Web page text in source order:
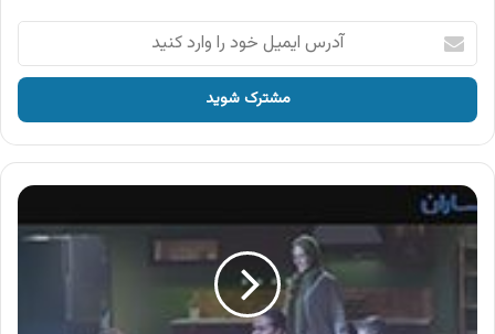
آدرس
ایمیل
خود
وارد
کنید
آگهی
یخساران
یخچال
یخساران